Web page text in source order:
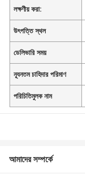
লক্ষণীয় করা:
উৎপত্তি স্থল
ডেলিভারি সময়
ন্যূনতম চাহিদার পরিমাণ
পরিচিতিমুলক নাম
আমাদের সম্পর্কে